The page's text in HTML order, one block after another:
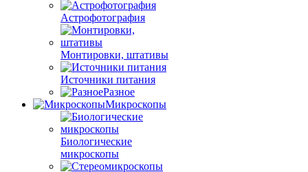
Астрофотография
Монтировки, штативы
Источники питания
Разное
Микроскопы
Биологические
микроскопы